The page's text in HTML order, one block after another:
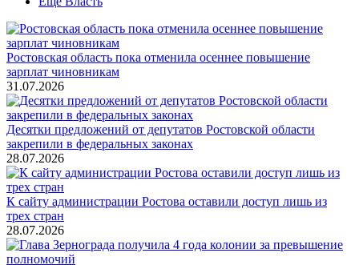
Ростовская область пока отменила осеннее повышение
зарплат чиновникам
31.07.2026
Десятки предложений от депутатов Ростовской области
закрепили в федеральных законах
28.07.2026
К сайту администрации Ростова оставили доступ лишь из
трех стран
28.07.2026